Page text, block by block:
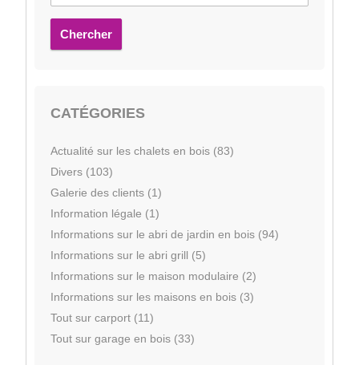
Chercher
CATÉGORIES
Actualité sur les chalets en bois (83)
Divers (103)
Galerie des clients (1)
Information légale (1)
Informations sur le abri de jardin en bois (94)
Informations sur le abri grill (5)
Informations sur le maison modulaire (2)
Informations sur les maisons en bois (3)
Tout sur carport (11)
Tout sur garage en bois (33)